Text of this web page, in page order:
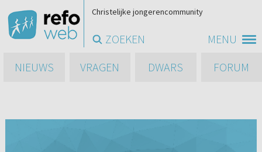
MENU
Christelijke jongerencommunity
ZOEKEN
NIEUWS
VRAGEN DWARS FORUM